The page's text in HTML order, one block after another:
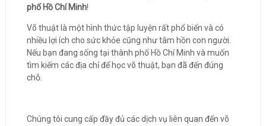
phố Hồ Chí Minh!
Võ thuật là một hình thức tập luyện rất phổ biến và có
nhiều lợi ích cho sức khỏe cũng như tâm hồn con người.
Nếu bạn đang sống tại thành phố Hồ Chí Minh và muốn
tìm kiếm các địa chỉ để học võ thuật, bạn đã đến đúng
chỗ.
Chúng tôi cung cấp đầy đủ các dịch vụ liên quan đến võ